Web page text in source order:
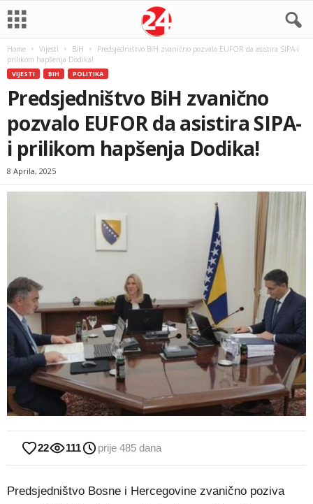
Home Vijesti BiH
Predsjedništvo BiH zvanično pozvalo EUFOR da asistira SIPA-i
prilikom hapšenja Dodika!
VIJESTI BIH POLITIKA
Predsjedništvo BiH zvanično
pozvalo EUFOR da asistira SIPA-
i prilikom hapšenja Dodika!
8 Aprila, 2025
22 111 prije 485 dana
Predsjedništvo Bosne i Hercegovine zvanično poziva